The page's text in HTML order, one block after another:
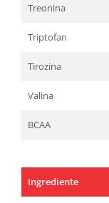
Treonina
Triptofan
Tirozina
Valina
BCAA
Ingrediente